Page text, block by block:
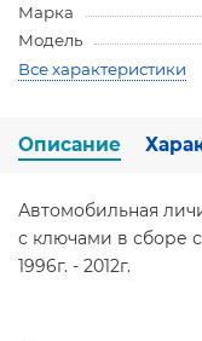
Марка
Модель
Все характеристики
Описание
Автомобильная
с ключами в сборе
1996г. - 2012г.